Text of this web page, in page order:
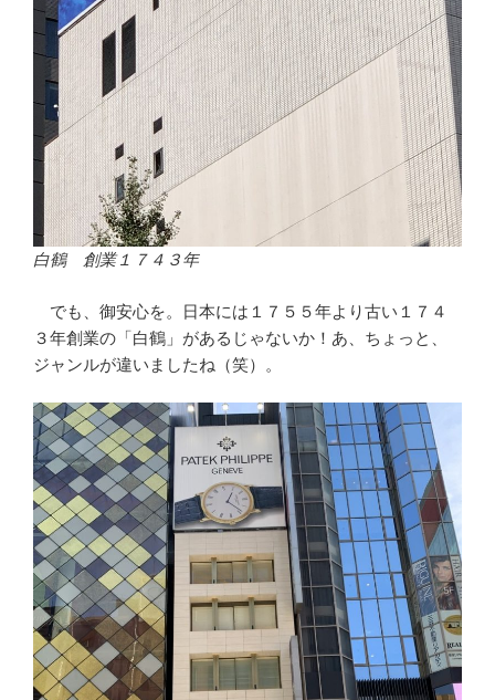
白鶴 創業１７４３年
でも、御安心を。日本には１７５５年より古い１７４
３年創業の「白鶴」があるじゃないか！あ、ちょっと、
ジャンルが違いましたね（笑）。